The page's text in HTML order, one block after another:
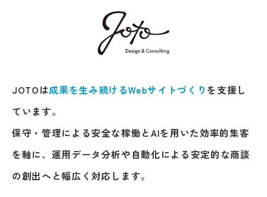
JOTOは成果を生み続けるWebサイトづくり を支援し
ています。
保守・管理による安全な稼働とAIを用いた効率的集客
を軸に、運用データ分析や自動化による安定的な商談
の創出へと幅広く対応します。